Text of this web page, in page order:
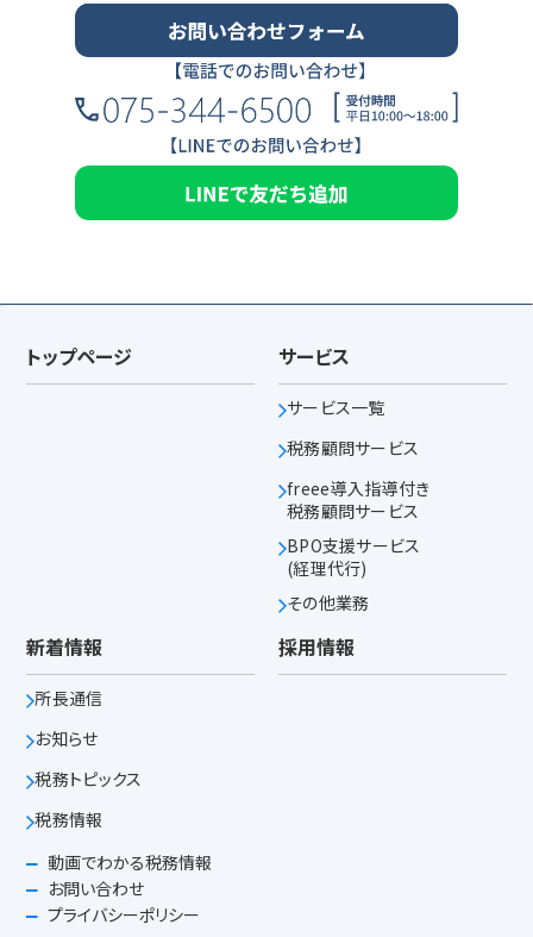
トップページ サービス
サービス一覧
税務顧問サービス
freee導入指導付き
税務顧問サービス
BPO支援サービス
(経理代行)
その他業務
新着情報
所長通信
お知らせ
税務トピックス
税務情報
採用情報
動画でわかる税務情報
お問い合わせ
プライバシーポリシー